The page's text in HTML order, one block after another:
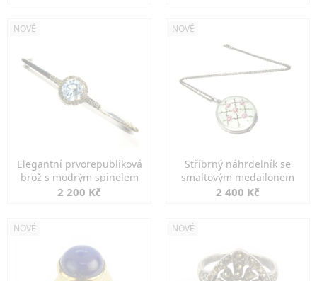
NOVÉ
Elegantní prvorepubliková
brož s modrým spinelem
2 200 Kč
NOVÉ
Stříbrný náhrdelník se
smaltovým medailonem
2 400 Kč
NOVÉ NOVÉ